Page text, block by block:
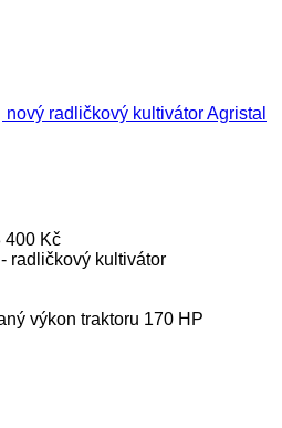
nový radličkový kultivátor Agristal
400 Kč
radličkový kultivátor
výkon traktoru 170 HP